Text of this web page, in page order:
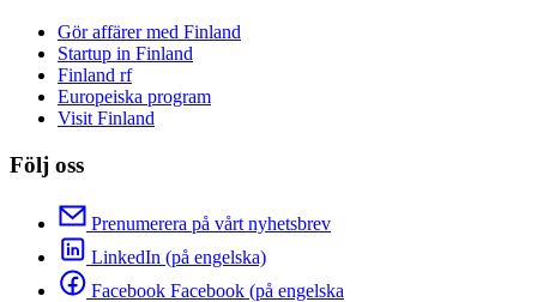
Gör affärer med Finland
Startup in Finland
Finland rf
Europeiska program
Visit Finland
Följ oss
Prenumerera på vårt nyhetsbrev
LinkedIn (på engelska)
Facebook Facebook (på engelska